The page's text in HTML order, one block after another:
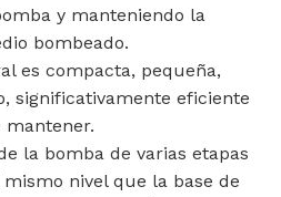
y manteniendo la
bombeado.
es compacta, pequeña,
significativamente eficiente
mantener.
la bomba de varias etapas
nivel que la base de